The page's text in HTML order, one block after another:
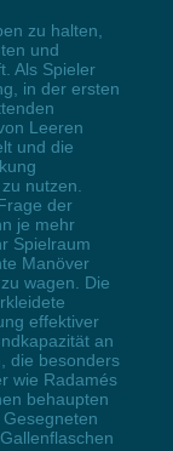
zu halten,
und
Als Spieler
in der ersten
Leeren
und die
nutzen.
der
je mehr
Spielraum
Manöver
wagen. Die
effektiver
an
die besonders
wie Radamés
behaupten